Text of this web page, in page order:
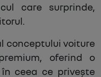
care surprinde,
conceptului voiture
oferind o
ceea ce privește